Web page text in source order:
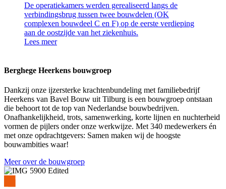
De operatiekamers werden gerealiseerd langs de
verbindingsbrug tussen twee bouwdelen (OK
complexen bouwdeel C en F) op de eerste verdieping
aan de oostzijde van het ziekenhuis.
Lees meer
Berghege Heerkens bouwgroep
Dankzij onze ijzersterke krachtenbundeling met familiebedrijf
Heerkens van Bavel Bouw uit Tilburg is een bouwgroep ontstaan
die behoort tot de top van Nederlandse bouwbedrijven.
Onafhankelijkheid, trots, samenwerking, korte lijnen en nuchterheid
vormen de pijlers onder onze werkwijze. Met 340 medewerkers én
met onze opdrachtgevers: Samen maken wij de hoogste
bouwambities waar!
Meer over de bouwgroep